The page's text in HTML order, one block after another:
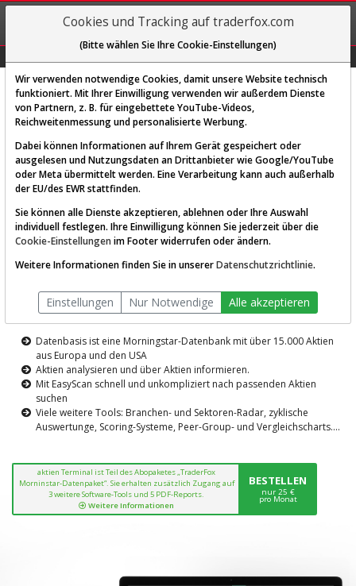
REGIS-
TRIEREN
Diese Funktion ist nur für
AKTIEN-TERMINAL
Die Aktienanalyse-Plattform von
TraderFox
Datenbasis ist eine Morningstar-Datenbank mit über 15.000 Aktien
aus Europa und den USA
Aktien analysieren und über Aktien informieren.
Mit EasyScan schnell und unkompliziert nach passenden Aktien
suchen
Viele weitere Tools: Branchen- und Sektoren-Radar, zyklische
Auswertunge, Scoring-Systeme, Peer-Group- und Vergleichscharts....
aktien Terminal ist Teil des Abopaketes „TraderFox
Morninstar-Datenpaket“. Sie erhalten zusätzlich Zugang auf
3 weitere Software-Tools und 5 PDF-Reports.
Weitere Informationen
BESTELLEN
nur 25 €
pro Monat
Cookies und Tracking auf traderfox.com
(Bitte wählen Sie Ihre Cookie-Einstellungen)
Wir verwenden notwendige Cookies, damit unsere Website technisch
funktioniert. Mit Ihrer Einwilligung verwenden wir außerdem Dienste
von Partnern, z. B. für eingebettete YouTube-Videos,
Reichweitenmessung und personalisierte Werbung.
Dabei können Informationen auf Ihrem Gerät gespeichert oder
ausgelesen und Nutzungsdaten an Drittanbieter wie Google/YouTube
oder Meta übermittelt werden. Eine Verarbeitung kann auch außerhalb
der EU/des EWR stattfinden.
Sie können alle Dienste akzeptieren, ablehnen oder Ihre Auswahl
individuell festlegen. Ihre Einwilligung können Sie jederzeit über die
Cookie-Einstellungen im Footer widerrufen oder ändern.
Weitere Informationen finden Sie in unsererDatenschutzrichtlinie.
Einstellungen Nur Notwendige Alle akzeptieren